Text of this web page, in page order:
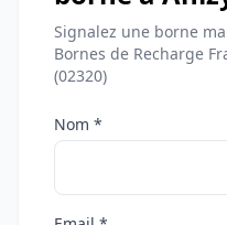
Signalez une borne
Bornes de Recharge
(02320)
Nom *